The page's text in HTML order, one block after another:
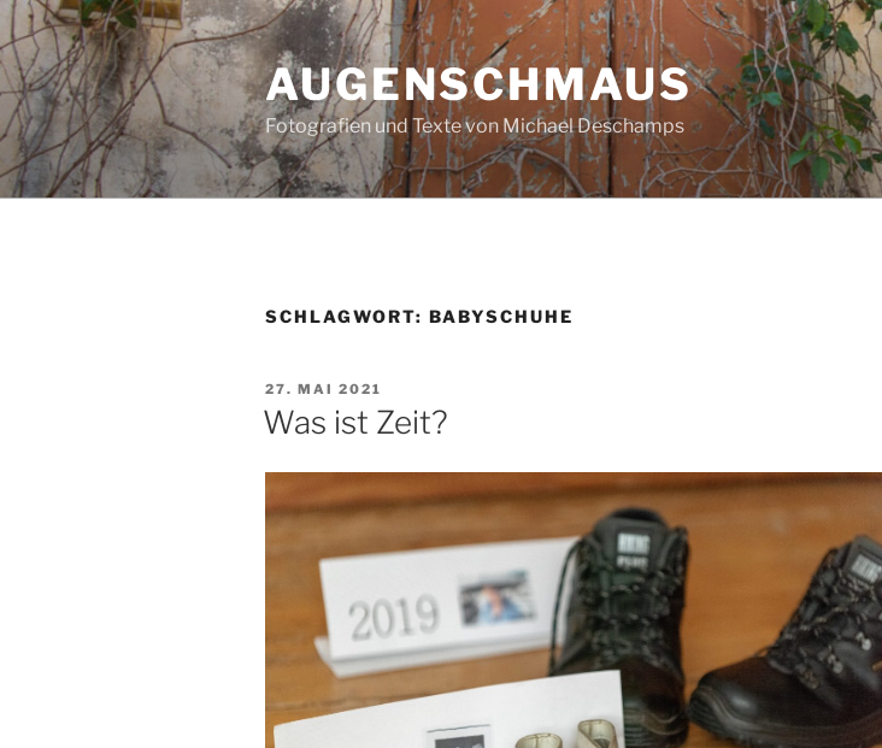
Zum
Inhalt
springen
AUGENSCHMAUS
Fotografien und Texte von Michael Deschamps
SCHLAGWORT: BABYSCHUHE
VERÖFFENTLICHT
AM
27. MAI 2021
Was ist Zeit?